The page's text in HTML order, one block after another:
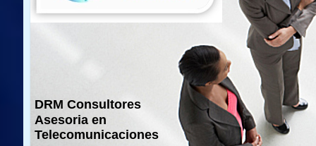
DRM Consultores
Asesoria en
Telecomunicaciones